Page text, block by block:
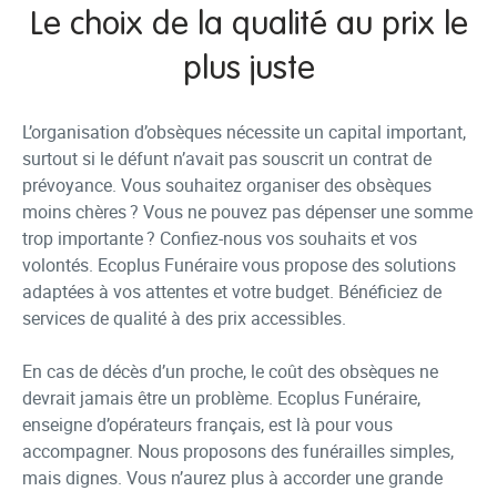
Le choix de la qualité au prix le
plus juste
L’organisation d’obsèques nécessite un capital important,
surtout si le défunt n’avait pas souscrit un contrat de
prévoyance. Vous souhaitez organiser des obsèques
moins chères ? Vous ne pouvez pas dépenser une somme
trop importante ? Confiez-nous vos souhaits et vos
volontés. Ecoplus Funéraire vous propose des solutions
adaptées à vos attentes et votre budget. Bénéficiez de
services de qualité à des prix accessibles.
En cas de décès d’un proche, le coût des obsèques ne
devrait jamais être un problème. Ecoplus Funéraire,
enseigne d’opérateurs français, est là pour vous
accompagner. Nous proposons des funérailles simples,
mais dignes. Vous n’aurez plus à accorder une grande